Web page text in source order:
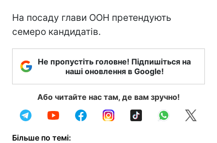
На посаду глави ООН претендують
семеро кандидатів.
Не пропустіть головне! Підпишіться на
наші оновлення в Google!
Або читайте нас там, де вам зручно!
Більше по темі: